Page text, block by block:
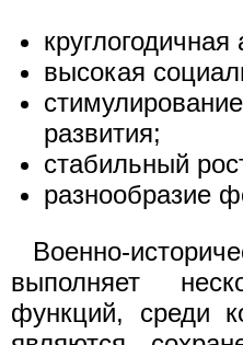
круглогодичная
высокая
развития;
стабильный
разнообразие
Военно-
выполняет
функций, среди